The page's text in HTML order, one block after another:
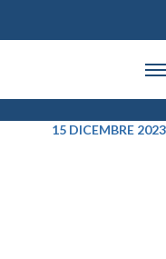
15 DICEMBRE 2023